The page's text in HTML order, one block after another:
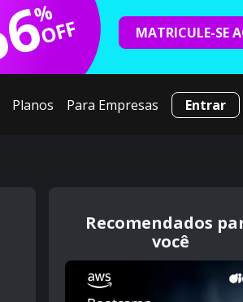
%
OFF MATRICULE-SE
Planos Para Empresas Entrar
Recomendados
você